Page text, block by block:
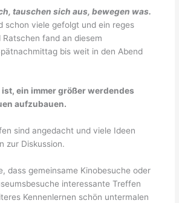
tauschen sich aus, bewegen was.
schon viele gefolgt und ein reges
Ratschen fand an diesem
bis weit in den Abend
ist, ein immer größer werdendes
aufzubauen.
sind angedacht und viele Ideen
zur Diskussion.
dass gemeinsame Kinobesuche oder
interessante Treffen
Kennenlernen schön untermalen